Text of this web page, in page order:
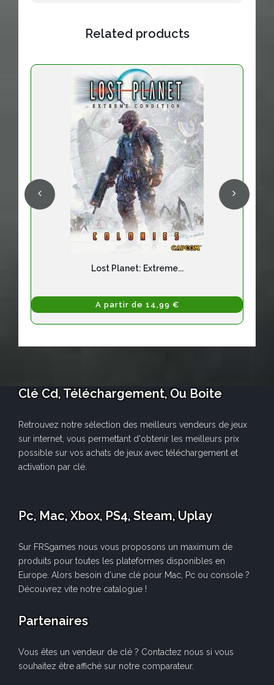
Related products
Lost Planet: Extreme...
A partir de 14,99 €
Clé Cd, Téléchargement, Ou Boite
Retrouvez notre sélection des meilleurs vendeurs de jeux
sur internet, vous permettant d'obtenir les meilleurs prix
possible sur vos achats de jeux avec téléchargement et
activation par clé.
Pc, Mac, Xbox, PS4, Steam, Uplay
Sur FRSgames nous vous proposons un maximum de
produits pour toutes les plateformes disponibles en
Europe. Alors besoin d'une clé pour Mac, Pc ou console ?
Découvrez vite notre catalogue !
Partenaires
Vous êtes un vendeur de clé ? Contactez nous si vous
souhaitez être affiché sur notre comparateur.